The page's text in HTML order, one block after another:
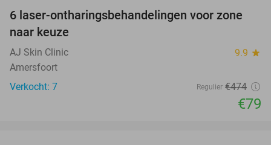
83%
6 laser-ontharingsbehandelingen voor zone
naar keuze
AJ Skin Clinic 9.9 star
Amersfoort
Verkocht: 7
Regulier €474
€79